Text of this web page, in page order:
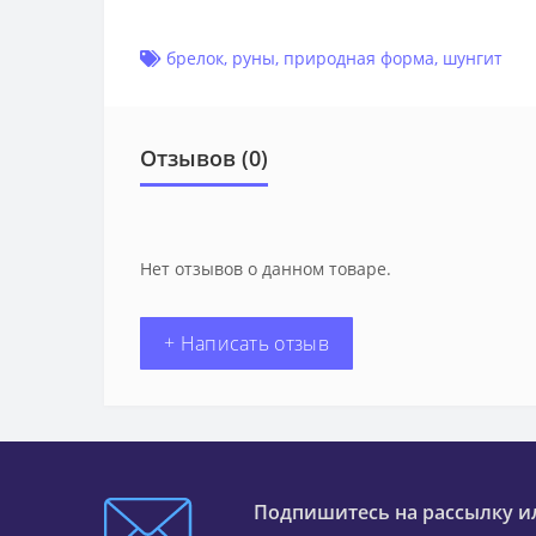
брелок, руны, природная форма, шунгит
Отзывов (0)
Нет отзывов о данном товаре.
+ Написать отзыв
Подпишитесь на рассылку